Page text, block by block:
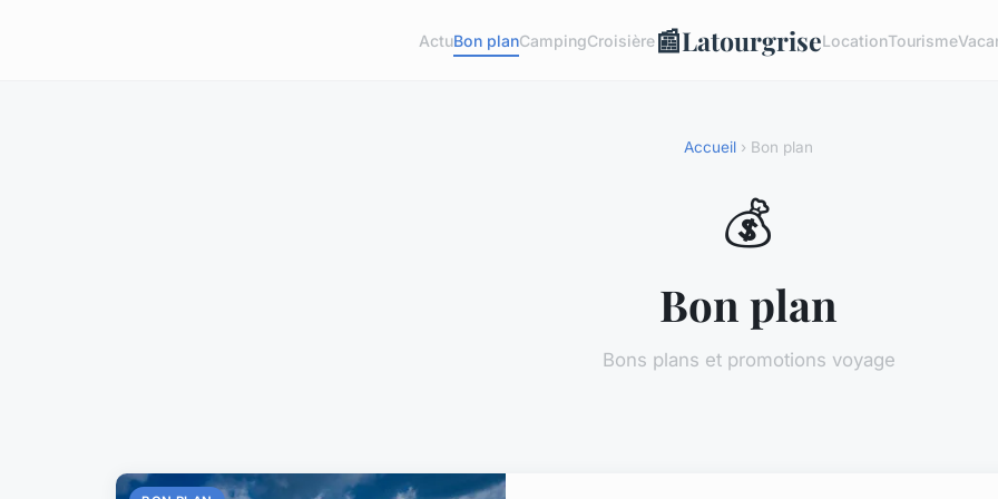
ActuBon planCampingCroisière📰LatourgriseLocationTourisme
Accueil › Bon plan
💰
Bon plan
Bons plans et promotions voyage